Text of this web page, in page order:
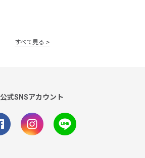
すべて見る
公式SNSアカウント